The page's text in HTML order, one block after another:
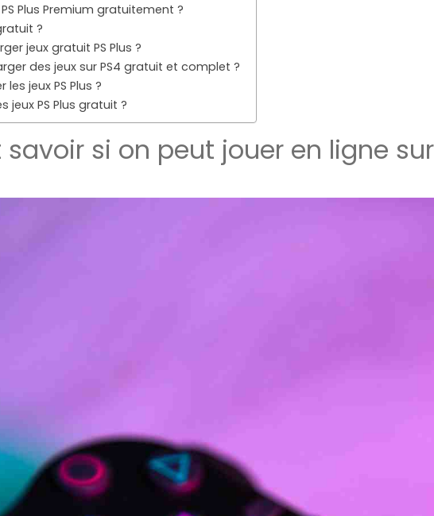
Plus Premium gratuitement ?
?
jeux gratuit PS Plus ?
des jeux sur PS4 gratuit et complet ?
jeux PS Plus ?
jeux PS Plus gratuit ?
si on peut jouer en ligne sur